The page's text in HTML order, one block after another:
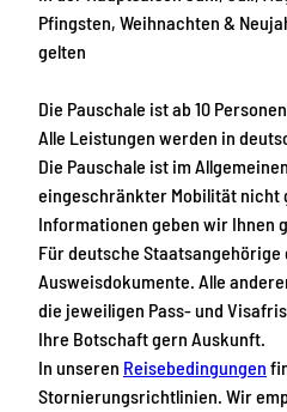
Pfingsten, Weihnachten &
gelten
Die Pauschale ist ab 10
Alle Leistungen werden in
Die Pauschale ist im
eingeschränkter Mobilität nicht
Informationen geben wir Ihnen
Für deutsche Staatsangehörige
Ausweisdokumente. Alle
die jeweiligen Pass- und
Ihre Botschaft gern Auskunft.
In unseren Reisebedingungen
Stornierungsrichtlinien. Wir